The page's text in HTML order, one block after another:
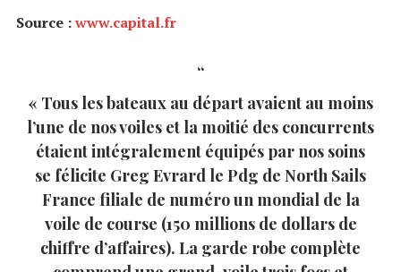
Source :www.capital.fr
« Tous les bateaux au départ avaient au moins
l’une de nos voiles et la moitié des concurrents
étaient intégralement équipés par nos soins
se félicite Greg Evrard le Pdg de North Sails
France filiale de numéro un mondial de la
voile de course (150 millions de dollars de
chiffre d’affaires). La garde robe complète